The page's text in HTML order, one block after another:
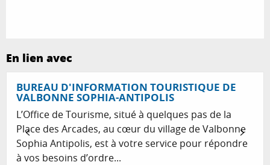
En lien avec
BUREAU D'INFORMATION TOURISTIQUE DE
VALBONNE SOPHIA-ANTIPOLIS
L’Office de Tourisme, situé à quelques pas de la
Place des Arcades, au cœur du village de Valbonne
Sophia Antipolis, est à votre service pour répondre
à vos besoins d’ordre...